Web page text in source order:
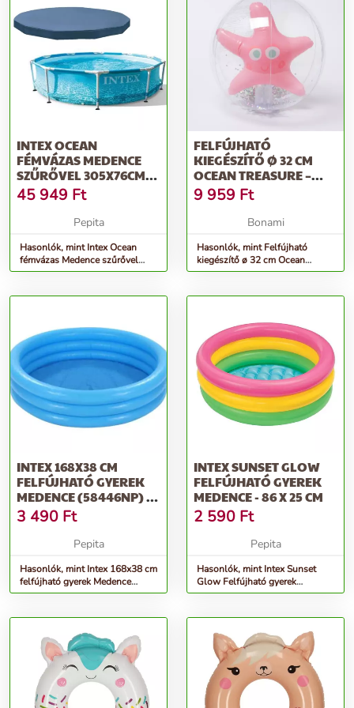
Anyag: PVC - Űrtartalom: 280 liter - Súly: 5 kg - Termékkód: 57470
- Gyártó: INTEX
További információk>>
INTEX OCEAN
FÉMVÁZAS MEDENCE
SZŰRŐVEL 305X76CM
(28208NP) + MEDENC...
45 949 Ft
Pepita
Hasonlók, mint Intex Ocean
fémvázas Medence szűrővel
305x76cm (28208NP) +
FELFÚJHATÓ
KIEGÉSZÍTŐ Ø 32 CM
OCEAN TREASURE –
SUNNYLIFE
9 959 Ft
Bonami
Hasonlók, mint Felfújható
kiegészítő ø 32 cm Ocean
Treasure – Sunnylife
INTEX 168X38 CM
FELFÚJHATÓ GYEREK
MEDENCE (58446NP) -
KÉK
3 490 Ft
Pepita
Hasonlók, mint Intex 168x38 cm
felfújható gyerek Medence
(58446NP) - kék
INTEX SUNSET GLOW
FELFÚJHATÓ GYEREK
MEDENCE - 86 X 25 CM
2 590 Ft
Pepita
Hasonlók, mint Intex Sunset
Glow Felfújható gyerek
medence - 86 x 25 cm